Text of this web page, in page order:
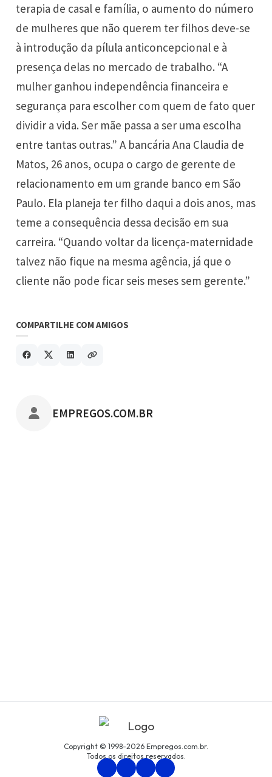
terapia de casal e família, o aumento do número
de mulheres que não querem ter filhos deve-se
à introdução da pílula anticoncepcional e à
presença delas no mercado de trabalho. “A
mulher ganhou independência financeira e
segurança para escolher com quem de fato quer
dividir a vida. Ser mãe passa a ser uma escolha
entre tantas outras.” A bancária Ana Claudia de
Matos, 26 anos, ocupa o cargo de gerente de
relacionamento em um grande banco em São
Paulo. Ela planeja ter filho daqui a dois anos, mas
teme a consequência dessa decisão em sua
carreira. “Quando voltar da licença-maternidade
talvez não fique na mesma agência, já que o
cliente não pode ficar seis meses sem gerente.”
COMPARTILHE COM AMIGOS
POSTADO POR
EMPREGOS.COM.BR
Copyright © 1998-2026 Empregos.com.br.
Todos os direitos reservados.